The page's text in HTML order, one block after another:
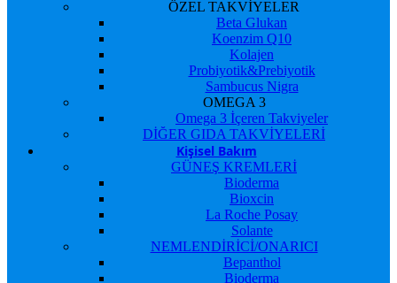
ÖZEL TAKVİYELER
Beta Glukan
Koenzim Q10
Kolajen
Probiyotik&Prebiyotik
Sambucus Nigra
OMEGA 3
Omega 3 İçeren Takviyeler
DİĞER GIDA TAKVİYELERİ
Kişisel Bakım
GÜNEŞ KREMLERİ
Bioderma
Bioxcin
La Roche Posay
Solante
NEMLENDİRİCİ/ONARICI
Bepanthol
Bioderma